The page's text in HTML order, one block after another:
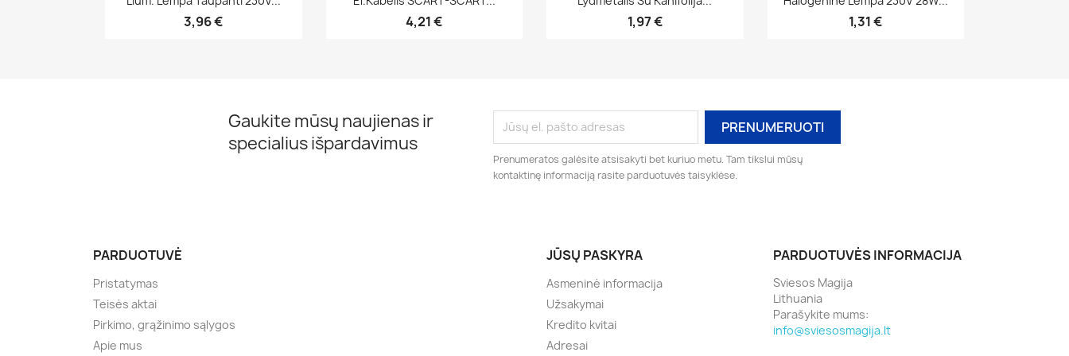
3,96 € 4,21 € 1,97 € 1,31 €
Gaukite mūsų naujienas ir
specialius išpardavimus
Prenumeratos galėsite atsisakyti bet kuriuo metu. Tam tikslui mūsų
kontaktinę informaciją rasite parduotuvės taisyklėse.
PARDUOTUVĖ
Pristatymas
Teisės aktai
Pirkimo, grąžinimo sąlygos
Apie mus
JŪSŲ PASKYRA
Asmeninė informacija
Užsakymai
Kredito kvitai
Adresai
PARDUOTUVĖS INFORMACIJA
Sviesos Magija
Lithuania
Parašykite mums:
info@sviesosmagija.lt